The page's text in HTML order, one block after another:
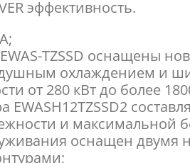
эффективность.
TZSSD оснащены
охлаждением и
от 280 кВт до более
и максимальной
оснащен двумя